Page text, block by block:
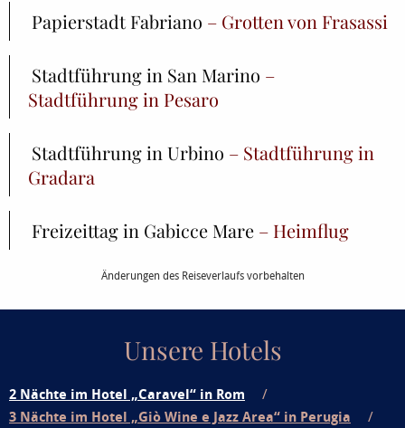
Papierstadt Fabriano – Grotten von Frasassi
Stadtführung in San Marino –
Stadtführung in Pesaro
Stadtführung in Urbino – Stadtführung in
Gradara
Freizeittag in Gabicce Mare – Heimflug
Änderungen des Reiseverlaufs vorbehalten
Unsere Hotels
2 Nächte im Hotel „Caravel“ in Rom
3 Nächte im Hotel „Giò Wine e Jazz Area“ in Perugia